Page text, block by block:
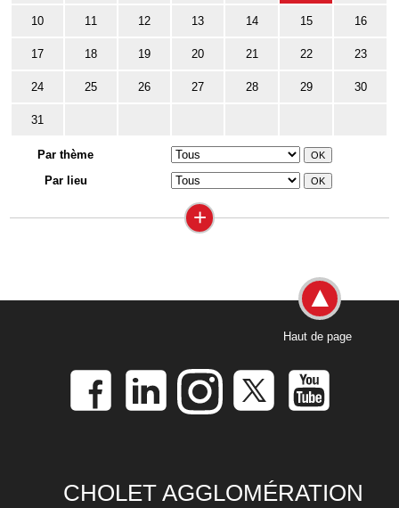
10 11 12 13 14 15 16
17 18 19 20 21 22 23
24 25 26 27 28 29 30
31
Par thème
Par lieu
+
Haut de page
CHOLET AGGLOMÉRATION